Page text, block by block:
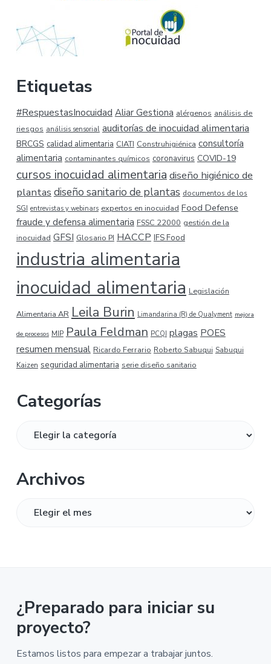
Etiquetas
#RespuestasInocuidad Aliar Gestiona alérgenos análisis de
riesgos análisis sensorial auditorías de inocuidad alimentaria
BRCGS calidad alimentaria CIATI Construhigiénica consultoría
alimentaria contaminantes químicos coronavirus COVID-19
cursos inocuidad alimentaria diseño higiénico de
plantas diseño sanitario de plantas documentos de los
SGI entrevistas y webinars expertos en inocuidad Food Defense
fraude y defensa alimentaria FSSC 22000 gestión de la
inocuidad GFSI Glosario PI HACCP IFS Food
industria alimentaria
inocuidad alimentaria Legislación
Alimentaria AR Leila Burin Limandarina (R) de Qualyment mejora
de procesos MIP Paula Feldman PCQI plagas POES
resumen mensual Ricardo Ferrario Roberto Sabuqui Sabuqui
Kaizen seguridad alimentaria serie diseño sanitario
Categorías
Archivos
¿Preparado para iniciar su
proyecto?
Estamos listos para empezar a trabajar juntos.